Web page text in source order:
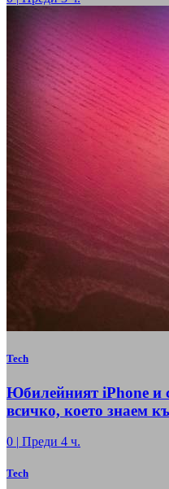
Tech
Юбилейният iPhone и
всичко, което знаем
0 | Преди 4 ч.
Tech